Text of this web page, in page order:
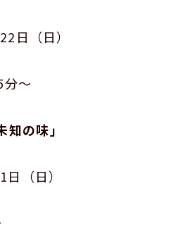
日（日）
～
の味」
（日）